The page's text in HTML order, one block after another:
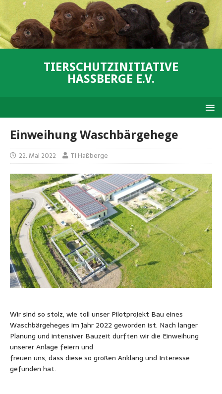
TIERSCHUTZINITIATIVE
HASSBERGE E.V.
Einweihung Waschbärgehege
22. Mai 2022 TI Haßberge
Wir sind so stolz, wie toll unser Pilotprojekt Bau eines
Waschbärgeheges im Jahr 2022 geworden ist. Nach langer
Planung und intensiver Bauzeit durften wir die Einweihung
unserer Anlage feiern und
freuen uns, dass diese so großen Anklang und Interesse
gefunden hat.